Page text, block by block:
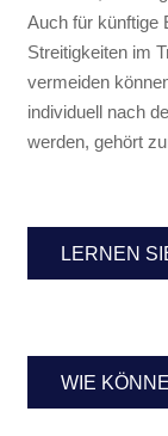
Auch für künftige
Streitigkeiten im
vermeiden
individuell nach
werden, gehört
LERNEN
WIE